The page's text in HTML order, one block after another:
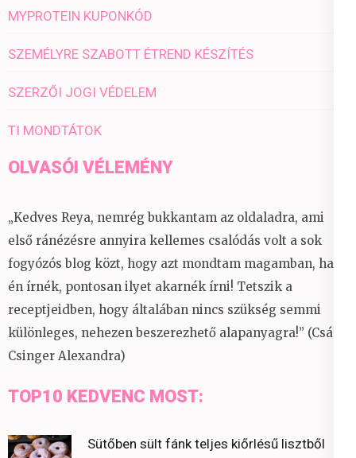
MYPROTEIN KUPONKÓD
SZEMÉLYRE SZABOTT ÉTREND KÉSZÍTÉS
SZERZŐI JOGI VÉDELEM
TI MONDTÁTOK
OLVASÓI VÉLEMÉNY
„Kedves Reya, nemrég bukkantam az oldaladra, ami
első ránézésre annyira kellemes csalódás volt a sok
fogyózós blog közt, hogy azt mondtam magamban, ha
én írnék, pontosan ilyet akarnék írni! Tetszik a
receptjeidben, hogy általában nincs szükség semmi
különleges, nehezen beszerezhető alapanyagra!” (Csáky
Csinger Alexandra)
TOP10 KEDVENC MOST:
Sütőben sült fánk teljes kiőrlésű lisztből